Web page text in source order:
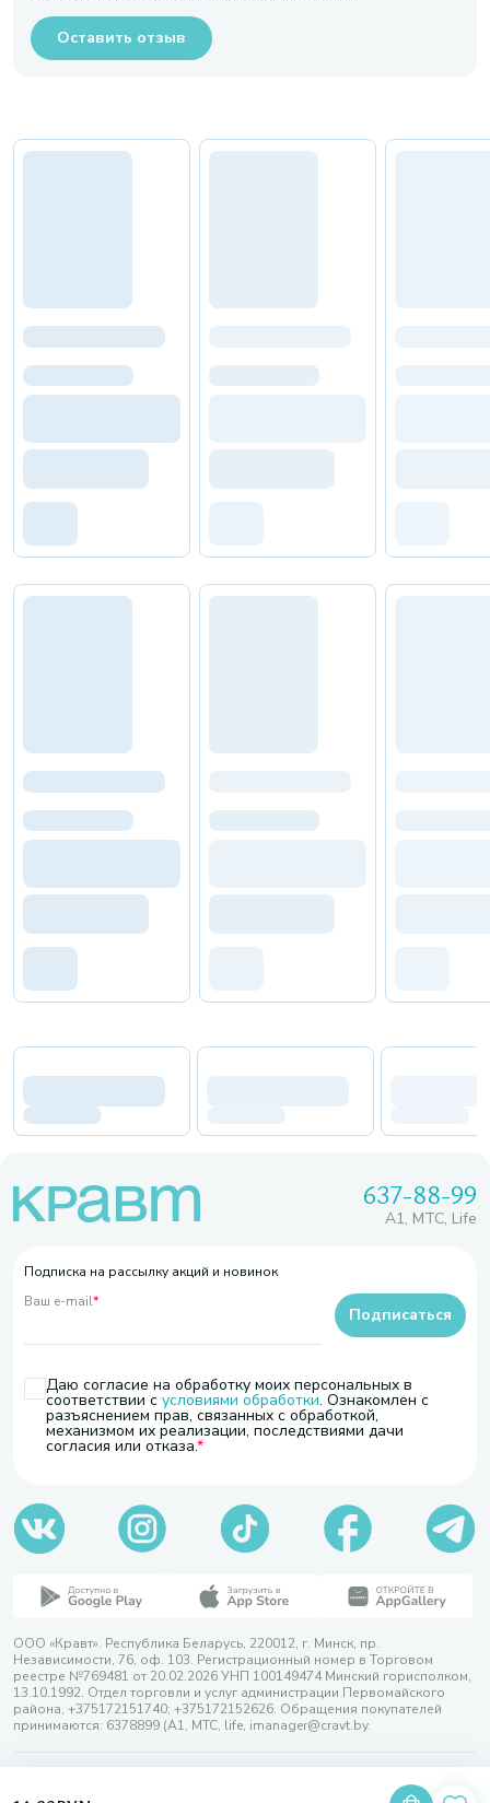
Оставить отзыв
637-88-99
A1, МТС, Life
Подписка на рассылку акций и новинок
Ваш e-mail*
Даю согласие на обработку моих персональных в
соответствии с условиями обработки. Ознакомлен с
разъяснением прав, связанных с обработкой,
механизмом их реализации, последствиями дачи
согласия или отказа.
Подписаться
ООО «Кравт». Республика Беларусь, 220012, г. Минск, пр.
Независимости, 76, оф. 103. Регистрационный номер в Торговом
реестре №769481 от 20.02.2026 УНП 100149474 Минский горисполком,
13.10.1992. Отдел торговли и услуг администрации Первомайского
района, +375172151740; +375172152626. Обращения покупателей
принимаются: 6378899 (А1, МТС, life, imanager@cravt.by.